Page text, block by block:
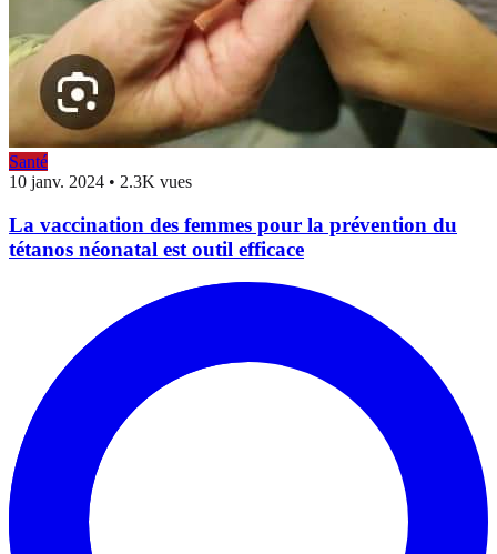
Santé
10 janv. 2024 • 2.3K vues
La vaccination des femmes pour la prévention du
tétanos néonatal est outil efficace